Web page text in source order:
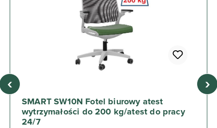
SMART SW10N Fotel biurowy atest
wytrzymałości do 200 kg/atest do pracy
24/7
‹ ›